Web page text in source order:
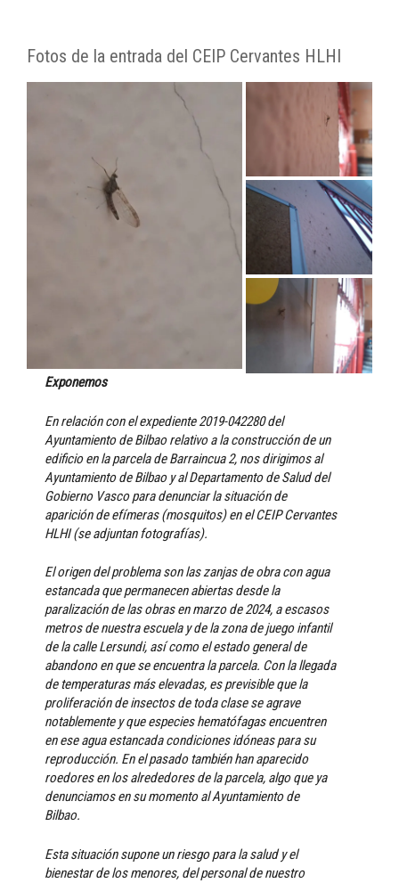
Fotos de la entrada del CEIP Cervantes HLHI
Exponemos
En relación con el expediente 2019-042280 del
Ayuntamiento de Bilbao relativo a la construcción de un
edificio en la parcela de Barraincua 2, nos dirigimos al
Ayuntamiento de Bilbao y al Departamento de Salud del
Gobierno Vasco para denunciar la situación de
aparición de efímeras (mosquitos) en el CEIP Cervantes
HLHI (se adjuntan fotografías).
El origen del problema son las zanjas de obra con agua
estancada que permanecen abiertas desde la
paralización de las obras en marzo de 2024, a escasos
metros de nuestra escuela y de la zona de juego infantil
de la calle Lersundi, así como el estado general de
abandono en que se encuentra la parcela. Con la llegada
de temperaturas más elevadas, es previsible que la
proliferación de insectos de toda clase se agrave
notablemente y que especies hematófagas encuentren
en ese agua estancada condiciones idóneas para su
reproducción. En el pasado también han aparecido
roedores en los alrededores de la parcela, algo que ya
denunciamos en su momento al Ayuntamiento de
Bilbao.
Esta situación supone un riesgo para la salud y el
bienestar de los menores, del personal de nuestro